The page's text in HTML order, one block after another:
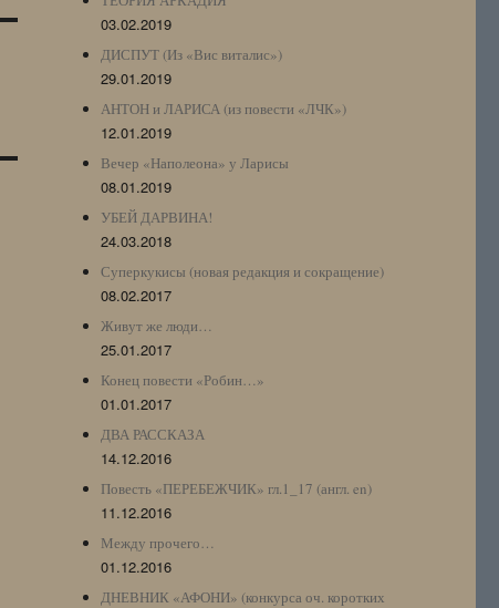
03.02.2019
ДИСПУТ (Из «Вис виталис»)
29.01.2019
АНТОН и ЛАРИСА (из повести «ЛЧК»)
12.01.2019
Вечер «Наполеона» у Ларисы
08.01.2019
УБЕЙ ДАРВИНА!
24.03.2018
Суперкукисы (новая редакция и сокращение)
08.02.2017
Живут же люди…
25.01.2017
Конец повести «Робин…»
01.01.2017
ДВА РАССКАЗА
14.12.2016
Повесть «ПЕРЕБЕЖЧИК» гл.1_17 (англ. en)
11.12.2016
Между прочего…
01.12.2016
ДНЕВНИК «АФОНИ» (конкурса оч. коротких